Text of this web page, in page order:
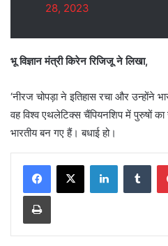
28, 2023
भू विज्ञान मंत्री किरेन रिजिजू ने लिखा,
‘नीरज चोपड़ा ने इतिहास रचा और उन्होंने
वह विश्व एथलेटिक्स चैंपियनशिप में पुरुषों
भारतीय बन गए हैं। बधाई हो।
LinkedIn
Print